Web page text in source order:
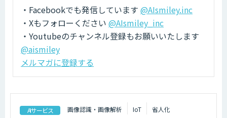
・Facebookでも発信しています @AIsmiley.inc
・Xもフォローください @AIsmiley_inc
・Youtubeのチャンネル登録もお願いいたします
@aismiley
メルマガに登録する
AIサービス 画像認識・画像解析 IoT 省人化